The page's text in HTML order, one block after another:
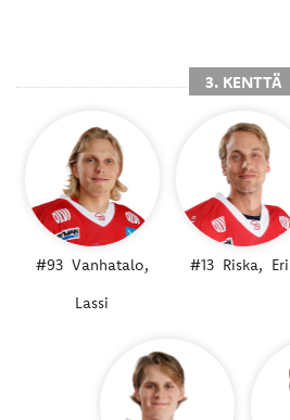
3. KENTTÄ
#93 Vanhatalo,
Lassi
#13 Riska,